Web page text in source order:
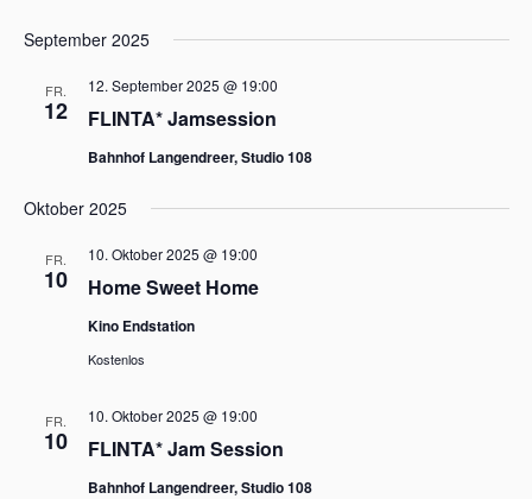
September 2025
FR.
12 FLINTA* Jamsession
12. September 2025 @ 19:00
Bahnhof Langendreer, Studio 108
Oktober 2025
FR.
10 Home Sweet Home
10. Oktober 2025 @ 19:00
Kino Endstation
Kostenlos
FR.
10 FLINTA* Jam Session
10. Oktober 2025 @ 19:00
Bahnhof Langendreer, Studio 108